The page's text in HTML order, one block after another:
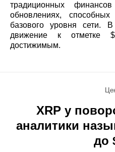
традиционных
обновлениях,
базового уровня сети.
движение к отметке
достижимым.
XRP у
аналитики
до